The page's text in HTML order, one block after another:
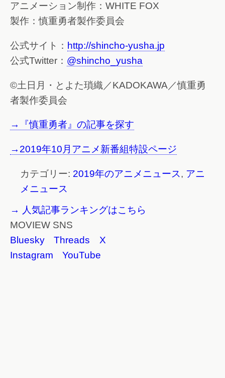
アニメーション制作：WHITE FOX
製作：慎重勇者製作委員会
公式サイト： http://shincho-yusha.jp
公式Twitter： @shincho_yusha
©土日月・とよた瑣織／KADOKAWA／慎重勇
者製作委員会
→『慎重勇者』の記事を探す
→2019年10月アニメ新番組特設ページ
カテゴリー: 2019年のアニメニュース, アニ
メニュース
→ 人気記事ランキングはこちら
MOVIEW SNS
Bluesky
Threads
X
Instagram
YouTube